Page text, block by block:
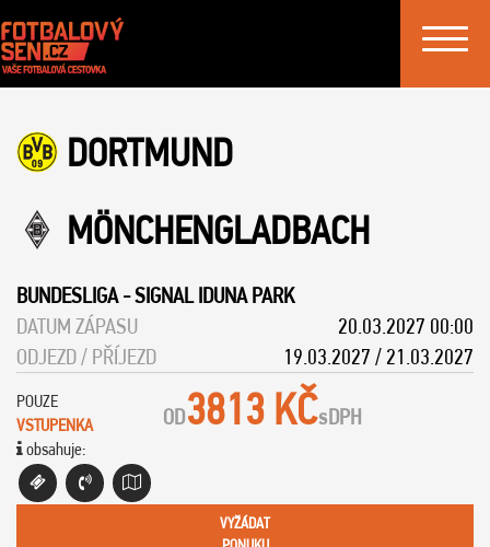
Toggle
DORTMUND
MÖNCHENGLADBACH
BUNDESLIGA-SIGNAL IDUNA PARK
DATUM ZÁPASU
20.03.2027 00:00
ODJEZD / PŘÍJEZD
19.03.2027 / 21.03.2027
POUZE
VSTUPENKA
obsahuje:
OD3813 KČsDPH
VYŽÁDAT